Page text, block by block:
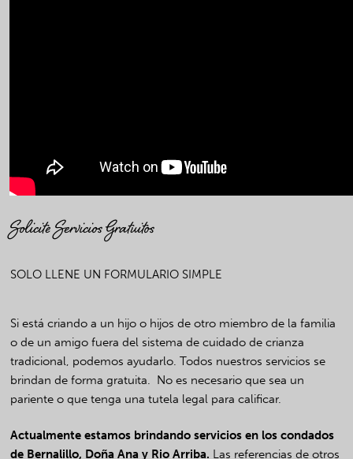
Solicite Servicios Gratuitos
SOLO LLENE UN FORMULARIO SIMPLE
Si está criando a un hijo o hijos de otro miembro de la familia
o de un amigo fuera del sistema de cuidado de crianza
tradicional, podemos ayudarlo. Todos nuestros servicios se
brindan de forma gratuita. No es necesario que sea un
pariente o que tenga una tutela legal para calificar.
Actualmente estamos brindando servicios en los condados
de Bernalillo, Doña Ana y Rio Arriba. Las referencias de otros